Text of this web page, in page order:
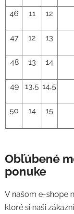
46 11 12
47 12 13
48 13 14
49 13,5 14,5
50 14 15
Obľúbené
ponuke
V našom e-shope
ktoré si naši